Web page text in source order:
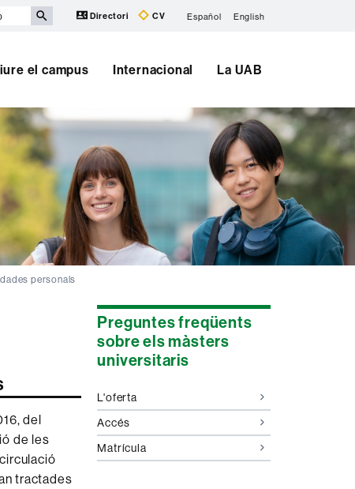
Directori CV Español English
el campus Internacional La UAB
personals
del
de les
tractades
Informació
complementària
Preguntes freqüents
sobre els màsters
universitaris
L'oferta
Accés
Matrícula